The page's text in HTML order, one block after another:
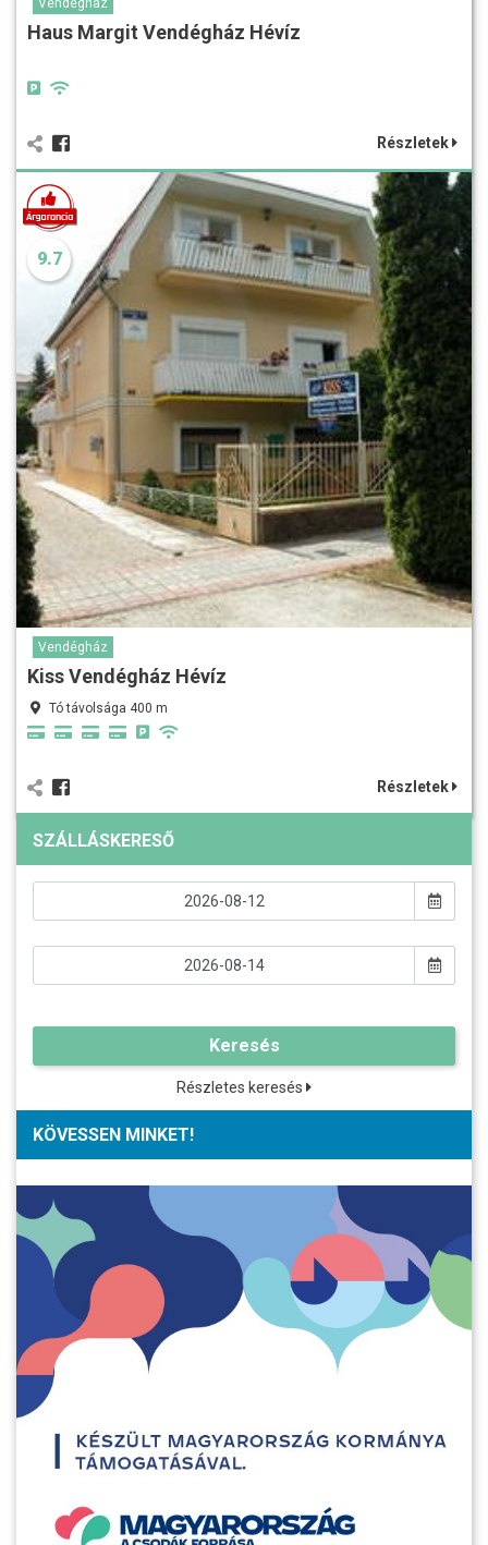
Haus Margit Vendégház Hévíz
Részletek
9.7
Vendégház
Kiss Vendégház Hévíz
Tó távolsága 400 m
Részletek
SZÁLLÁSKERESŐ
Keresés
Részletes keresés
KÖVESSEN MINKET!